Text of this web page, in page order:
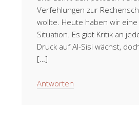
Verfehlungen zur
wollte. Heute haben wir eine
Situation. Es gibt Kritik an
Druck auf Al-Sisi wächst,
[…]
Antworten